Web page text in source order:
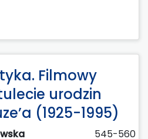
Filmowy
urodzin
(1925-1995)
545-560